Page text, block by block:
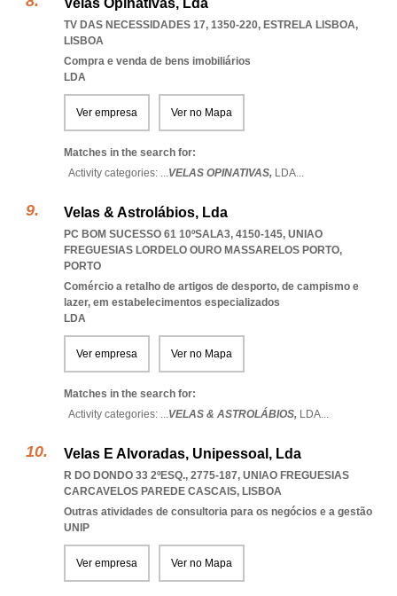
Velas Opinativas, Lda
TV DAS NECESSIDADES 17, 1350-220, ESTRELA LISBOA,
LISBOA
Compra e venda de bens imobiliários
LDA
Ver empresa Ver no Mapa
Matches in the search for:
Activity categories: ...VELAS OPINATIVAS, LDA...
Velas & Astrolábios, Lda
PC BOM SUCESSO 61 10ºSALA3, 4150-145, UNIAO
FREGUESIAS LORDELO OURO MASSARELOS PORTO,
PORTO
Comércio a retalho de artigos de desporto, de campismo e
lazer, em estabelecimentos especializados
LDA
Ver empresa Ver no Mapa
Matches in the search for:
Activity categories: ...VELAS & ASTROLÁBIOS, LDA...
Velas E Alvoradas, Unipessoal, Lda
R DO DONDO 33 2ºESQ., 2775-187, UNIAO FREGUESIAS
CARCAVELOS PAREDE CASCAIS, LISBOA
Outras atividades de consultoria para os negócios e a gestão
UNIP
Ver empresa Ver no Mapa